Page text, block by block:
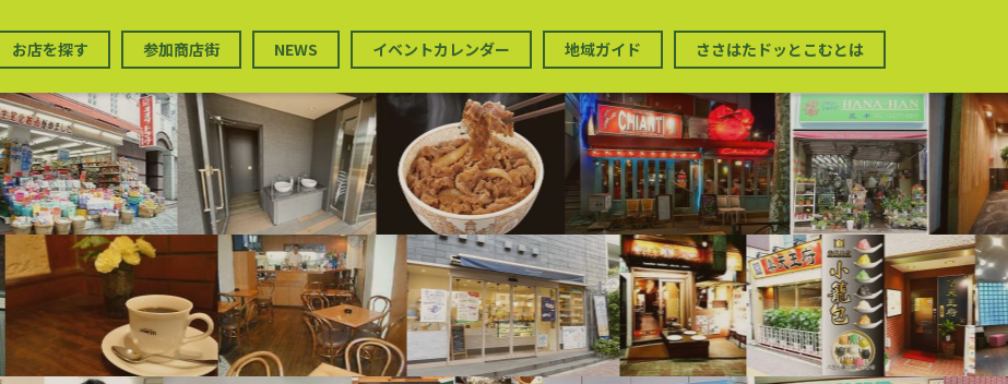
お店を探す 参加商店街 NEWS イベントカレンダー 地域ガイド ささはたドッとこむとは